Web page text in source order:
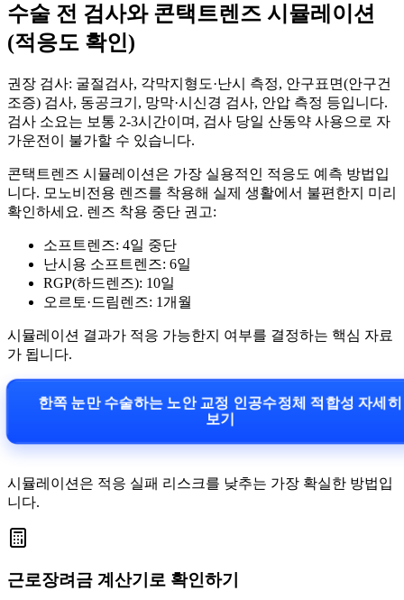
수술 전 검사와 콘택트렌즈 시뮬레이션
(적응도 확인)
권장 검사: 굴절검사, 각막지형도·난시 측정, 안구표면(안구건
조증) 검사, 동공크기, 망막·시신경 검사, 안압 측정 등입니다.
검사 소요는 보통 2-3시간이며, 검사 당일 산동약 사용으로 자
가운전이 불가할 수 있습니다.
콘택트렌즈 시뮬레이션은 가장 실용적인 적응도 예측 방법입
니다. 모노비전용 렌즈를 착용해 실제 생활에서 불편한지 미리
확인하세요. 렌즈 착용 중단 권고:
소프트렌즈: 4일 중단
난시용 소프트렌즈: 6일
RGP(하드렌즈): 10일
오르토·드림렌즈: 1개월
시뮬레이션 결과가 적응 가능한지 여부를 결정하는 핵심 자료
가 됩니다.
한쪽 눈만 수술하는 노안 교정 인공수정체 적합성 자세
보기
시뮬레이션은 적응 실패 리스크를 낮추는 가장 확실한 방법입
니다.
근로장려금 계산기로 확인하기